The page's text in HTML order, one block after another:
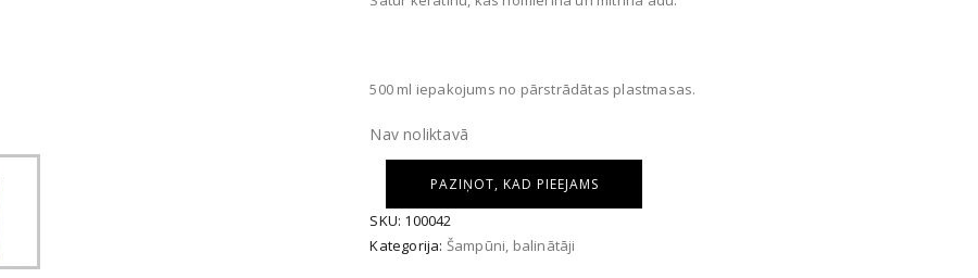
500 ml iepakojums no pārstrādātas plastmasas.
Nav noliktavā
PAZIŅOT, KAD PIEEJAMS
SKU: 100042
Kategorija: Šampūni, balinātāji